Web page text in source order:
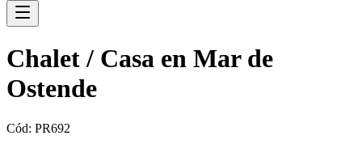
Chalet / Casa en Mar de
Ostende
Cód: PR692